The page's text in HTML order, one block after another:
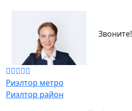
Звоните!
Риэлтор метро
Риэлтор район